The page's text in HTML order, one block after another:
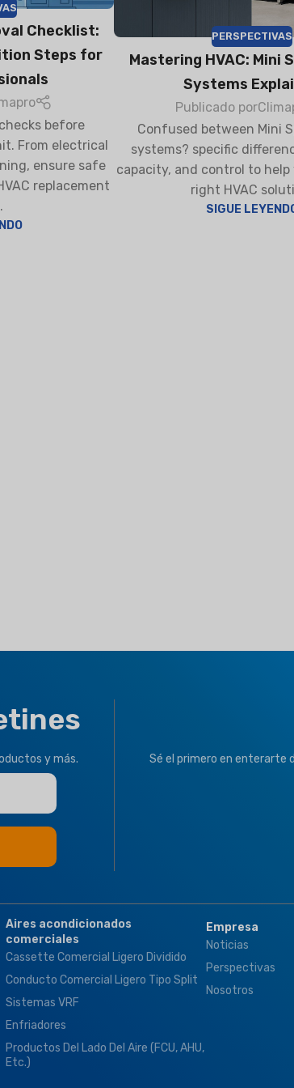
DEHUMIDIFIER
RESIDENTIAL
AIR COOLER
Checklist:
Steps for
before
From electrical
ensure safe
replacement
PERSPECTIVAS
Mastering HVAC: Mini
Systems
Publicado por
Confused between Mini
systems? specific
capacity, and control to help
right HVAC
SIGUE
y más. Sé el primero en enterarte
Aires acondicionados
comerciales
Cassette Comercial Ligero Dividido
Conducto Comercial Ligero Tipo Split
Sistemas VRF
Enfriadores
Productos Del Lado Del Aire (FCU, AHU,
Etc.)
Empresa
Noticias
Perspectivas
Nosotros